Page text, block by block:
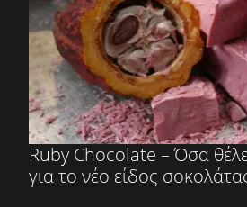
Ruby Chocolate – Όσα
για το νέο είδος